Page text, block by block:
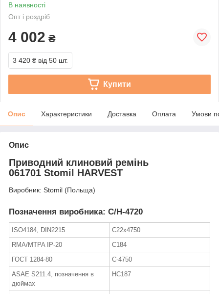
В наявності
Опт і роздріб
4 002 ₴
3 420 ₴ від 50 шт.
Купити
Опис Характеристики Доставка Оплата Умови
Опис
Приводний клиновий ремінь
061701 Stomil HARVEST
Виробник: Stomil (Польща)
Позначення виробника: C/H-4720
ISO4184, DIN2215
C22x4750
RMA/MTPA IP-20
C184
ГОСТ 1284-80
C-4750
ASAE S211.4, позначення в
дюймах
HC187